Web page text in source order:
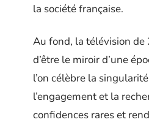
la société française.
Au fond, la télévision
d’être le miroir d’une
l’on célèbre la
l’engagement et la
confidences rares et